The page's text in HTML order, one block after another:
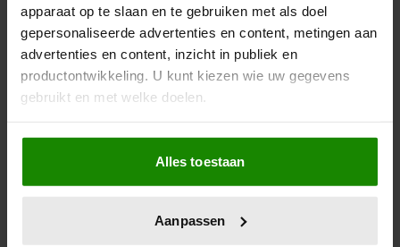
apparaat op te slaan en te gebruiken met als doel
gepersonaliseerde advertenties en content, metingen aan
advertenties en content, inzicht in publiek en
productontwikkeling. U kunt kiezen wie uw gegevens
gebruikt en met welke doelen.
Als u het toestaat, willen we ook graag:
Informatie verzamelen over uw geografische
locatie, die tot een paar meter nauwkeurig kan zijn
scannen op specifieke eigenschappen (fingerprinting)
Alles toestaan
Aanpassen